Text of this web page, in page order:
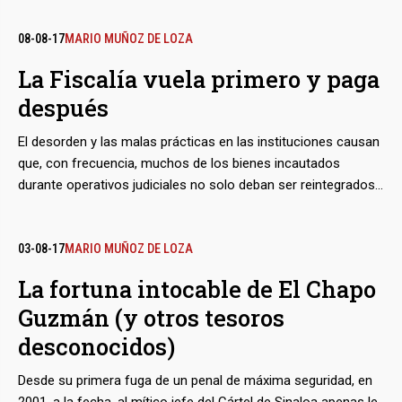
lucha binacional contra el narcotráfico: el reclamo que para sí
08-08-17MARIO MUÑOZ DE LOZA
La Fiscalía vuela primero y paga
después
El desorden y las malas prácticas en las instituciones causan
que, con frecuencia, muchos de los bienes incautados
durante operativos judiciales no solo deban ser reintegrados
la Procuraduría General de la República tomó para su uso,
millonarias costas al Estado, demuestra que las
confiscaciones, aún si escasas, a veces hasta llegan a ser un
pésimo negocio para los contribuyentes
03-08-17MARIO MUÑOZ DE LOZA
La fortuna intocable de El Chapo
Guzmán (y otros tesoros
desconocidos)
Desde su primera fuga de un penal de máxima seguridad, en